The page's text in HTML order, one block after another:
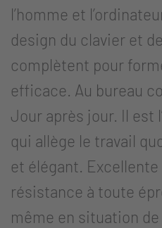
l’homme et
design du clavier et
complètent pour
efficace. Au bureau
Jour après jour. Il est
qui allège le travail
et élégant.
résistance à toute
même en situation